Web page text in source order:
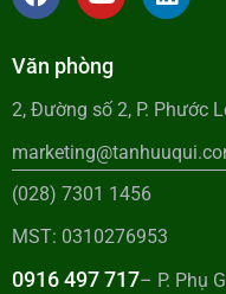
Văn phòng
2, Đường số 2, P. Phước
(028) 7301 1456
MST: 0310276953
0916 497 717– P. Phụ